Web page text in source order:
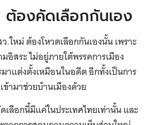
ต้องคัดเลือกกันเอง
.ใหม่ ต้องโหวตเลือกกันเองนั้น เพราะ
อิสระ ไม่อยู่ภายใต้พรรคการเมือง
าแต่งตั้งเหมือนในอดีต อีกทั้งเป็นการ
ข้ามาช่วยบ้านเมืองด้วย
ลือกนี้มีแค่ในประเทศไทยเท่านั้น และ